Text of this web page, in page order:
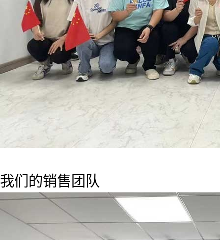
我们的销售团队